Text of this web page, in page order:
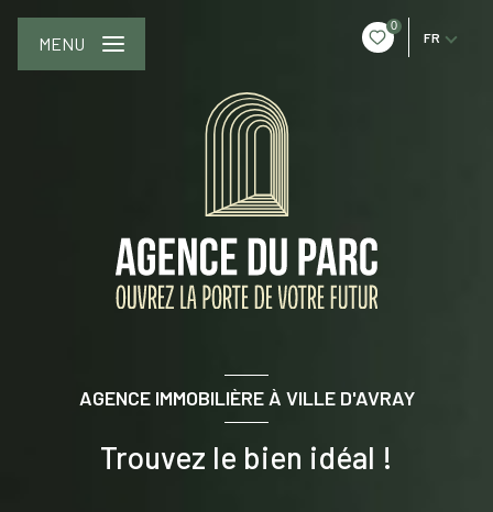
0
FR
MENU
AGENCE IMMOBILIÈRE À VILLE D'AVRAY
Trouvez le bien idéal !